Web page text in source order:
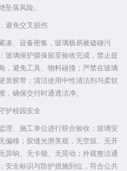
坠落风险。
避免交叉损伤
凑、设备密集，玻璃极易被磕碰污
玻璃保护膜保留至验收完成，禁止提
，避免工具、物料碰撞；严禁在玻璃
质胶带；清洁使用中性清洁剂与柔软
，确保交付时通透洁净。
护校园安全
理、施工单位进行联合验收：玻璃安
偏移；胶缝光滑美观，无空鼓、无开
异响、无卡顿、无晃动；外观整洁通
安全标识与防护措施到位，符合公共